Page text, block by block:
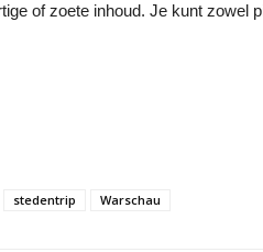
of zoete inhoud. Je kunt zowel
stedentrip Warschau